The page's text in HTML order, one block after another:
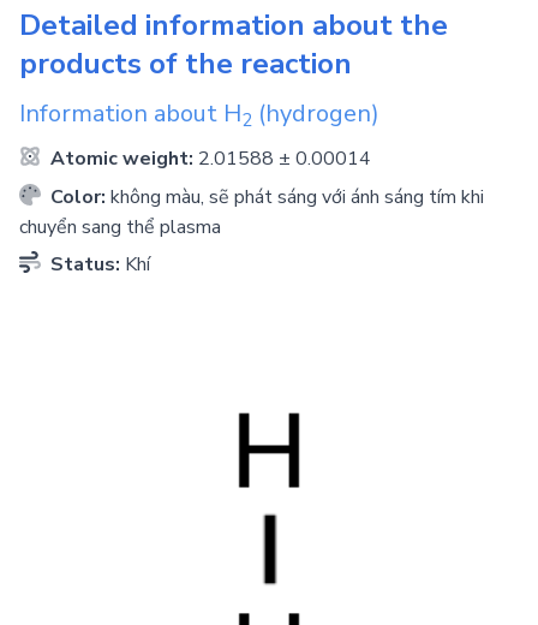
Detailed information about the
products of the reaction
Information about H2 (hydrogen)
Atomic weight: 2.01588 ± 0.00014
Color: không màu, sẽ phát sáng với ánh sáng tím khi
chuyển sang thể plasma
Status: Khí